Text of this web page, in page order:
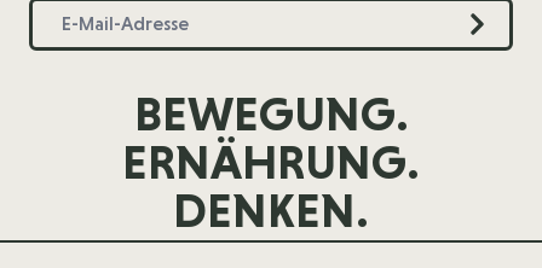
BEWEGUNG.
ERNÄHRUNG.
DENKEN.